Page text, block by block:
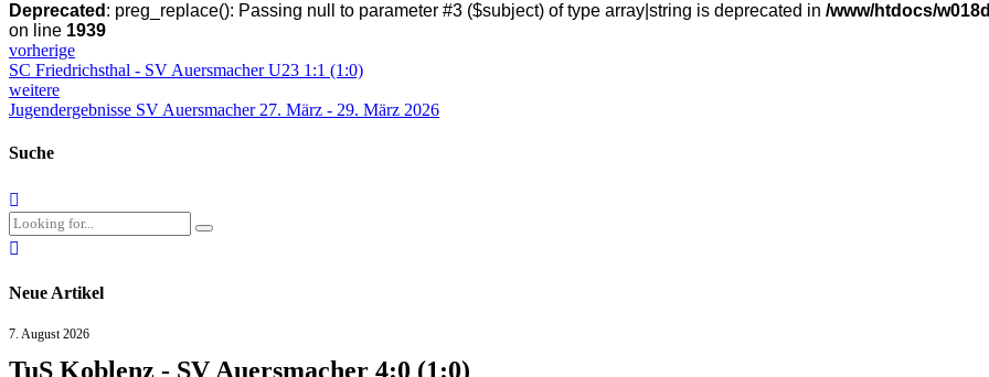
Deprecated : preg_replace(): Passing null to parameter #3 ($subject) of type array|string is deprecated in /www/htdocs/
on line 1939
vorherige
SC Friedrichsthal - SV Auersmacher U23 1:1 (1:0)
weitere
Jugendergebnisse SV Auersmacher 27. März - 29. März 2026
Suche
Neue Artikel
7. August 2026
TuS Koblenz - SV Auersmacher 4:0 (1:0)